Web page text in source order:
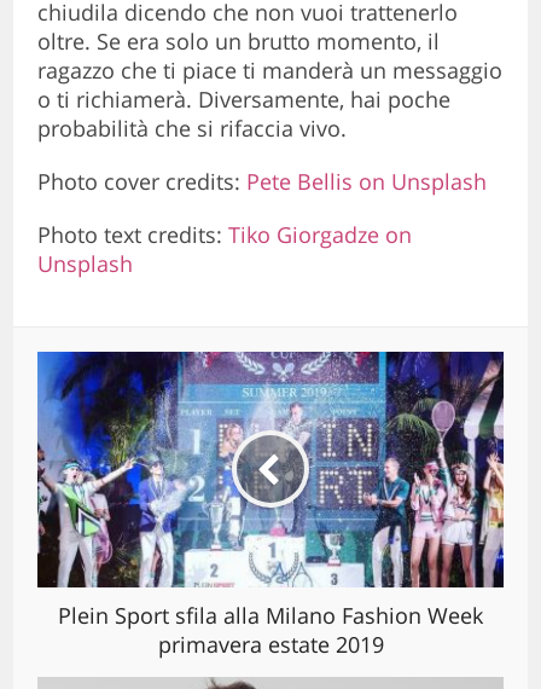
chiudila dicendo che non vuoi trattenerlo
oltre. Se era solo un brutto momento, il
ragazzo che ti piace ti manderà un messaggio
o ti richiamerà. Diversamente, hai poche
probabilità che si rifaccia vivo.
Photo cover credits: Pete Bellis on Unsplash
Photo text credits:Tiko Giorgadze on
Unsplash
Plein Sport sfila alla Milano Fashion Week
primavera estate 2019